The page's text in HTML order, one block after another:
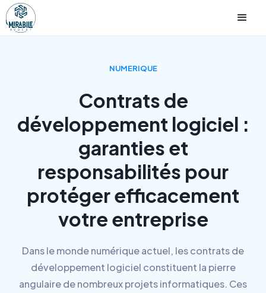
NUMERIQUE
Contrats de
développement logiciel :
garanties et
responsabilités pour
protéger efficacement
votre entreprise
Dans le monde numérique actuel, les contrats de
développement logiciel constituent la pierre
angulaire de nombreux projets informatiques. Ces